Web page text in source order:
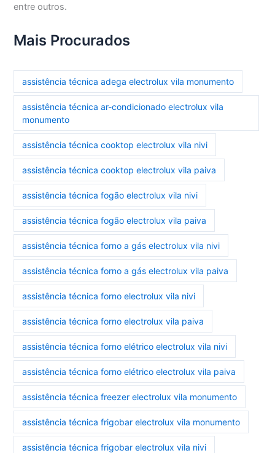
entre outros.
Mais Procurados
assistência técnica adega electrolux vila monumento
assistência técnica ar-condicionado electrolux vila
monumento
assistência técnica cooktop electrolux vila nivi
assistência técnica cooktop electrolux vila paiva
assistência técnica fogão electrolux vila nivi
assistência técnica fogão electrolux vila paiva
assistência técnica forno a gás electrolux vila nivi
assistência técnica forno a gás electrolux vila paiva
assistência técnica forno electrolux vila nivi
assistência técnica forno electrolux vila paiva
assistência técnica forno elétrico electrolux vila nivi
assistência técnica forno elétrico electrolux vila paiva
assistência técnica freezer electrolux vila monumento
assistência técnica frigobar electrolux vila monumento
assistência técnica frigobar electrolux vila nivi